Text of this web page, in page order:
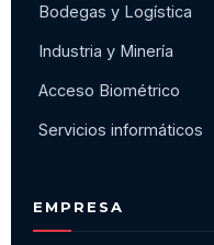
Bodegas y Logística
Industria y Minería
Acceso Biométrico
Servicios informáticos
EMPRESA